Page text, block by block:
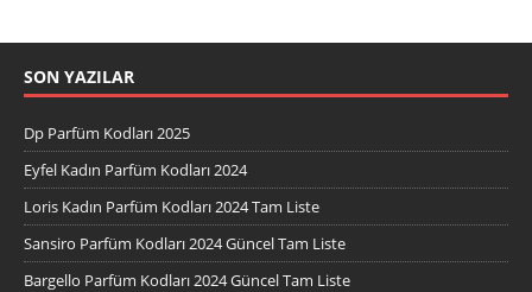
SON YAZILAR
Dp Parfüm Kodları 2025
Eyfel Kadın Parfüm Kodları 2024
Loris Kadın Parfüm Kodları 2024 Tam Liste
Sansiro Parfüm Kodları 2024 Güncel Tam Liste
Bargello Parfüm Kodları 2024 Güncel Tam Liste